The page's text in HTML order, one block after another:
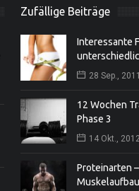
Zufällige Beiträge
Interessante
28 Sep., 2011
12 Wochen
Phase 3
14 Okt., 2012
Proteinarten
Muskelaufbau